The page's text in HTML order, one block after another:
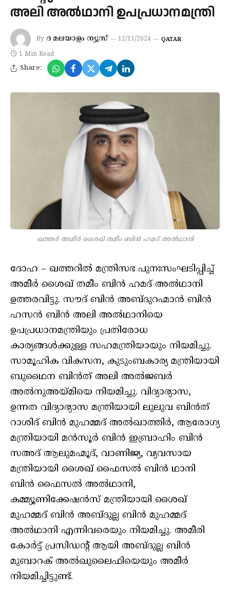
അലി അല്‍ഥാനി ഉപപ്രധാനമന്ത്രി
By ദ മലയാളം ന്യൂസ് 12/11/2024 QATAR
1 Min Read
Share:
ഖത്തര്‍ അമീര്‍ ശൈഖ് തമീം ബിന്‍ ഹമദ് അല്‍ഥാനി
ദോഹ – ഖത്തറില്‍ മന്ത്രിസഭ പുനഃസംഘടിപ്പിച്ച്
അമീര്‍ ശൈഖ് തമീം ബിന്‍ ഹമദ് അല്‍ഥാനി
ഉത്തരവിട്ടു. സൗദ് ബിന്‍ അബ്ദുറഹ്മാന്‍ ബിന്‍
ഹസന്‍ ബിന്‍ അലി അല്‍ഥാനിയെ
ഉപപ്രധാനമന്ത്രിയും പ്രതിരോധ
കാര്യങ്ങള്‍ക്കുള്ള സഹമന്ത്രിയായും നിയമിച്ചു.
സാമൂഹിക വികസന, കുടുംബകാര്യ മന്ത്രിയായി
ബുഥൈന ബിന്‍ത് അലി അല്‍ജബര്‍
അല്‍നുഅയ്മിയെ നിയമിച്ചു. വിദ്യാഭ്യാസ,
ഉന്നത വിദ്യാഭ്യാസ മന്ത്രിയായി ലുലുവ ബിന്‍ത്
റാശിദ് ബിന്‍ മുഹമ്മദ് അല്‍ഖാത്തിർ, ആരോഗ്യ
മന്ത്രിയായി മന്‍സൂര്‍ ബിന്‍ ഇബ്രാഹിം ബിന്‍
സഅദ് ആലുമഹ്മൂദ്, വാണിജ്യ, വ്യവസായ
മന്ത്രിയായി ശൈഖ് ഫൈസല്‍ ബിന്‍ ഥാനി
ബിന്‍ ഫൈസല്‍ അല്‍ഥാനി,
കമ്മ്യൂണിക്കേഷന്‍സ് മന്ത്രിയായി ശൈഖ്
മുഹമ്മദ് ബിന്‍ അബ്ദുല്ല ബിന്‍ മുഹമ്മദ്
അല്‍ഥാനി എന്നിവരെയും നിയമിച്ചു. അമീരി
കോര്‍ട്ട് പ്രസിഡന്റ് ആയി അബ്ദുല്ല ബിന്‍
മുബാറക് അല്‍ഖുലൈഫിയെയും അമീര്‍
നിയമിച്ചിട്ടുണ്ട്.